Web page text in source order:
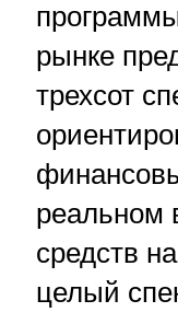
рынке
трехсот
реальном
средств
целый